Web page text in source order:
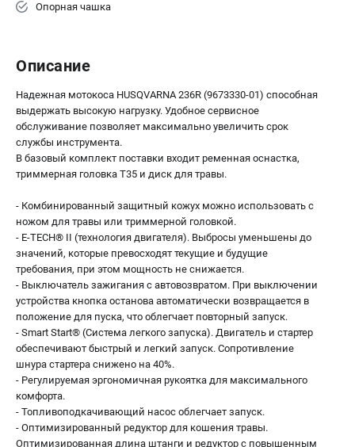
Опорная чашка
Описание
Надежная мотокоса HUSQVARNA 236R (9673330-01) способная
выдержать высокую нагрузку. Удобное сервисное
обслуживание позволяет максимально увеличить срок
службы инструмента.
В базовый комплект поставки входит ременная оснастка,
триммерная головка Т35 и диск для травы.
- Комбинированный защитный кожух можно использовать с
ножом для травы или триммерной головкой.
- E-TECH® II (технология двигателя). Выбросы уменьшены до
значений, которые превосходят текущие и будущие
требования, при этом мощность не снижается.
- Выключатель зажигания с автовозвратом. При выключении
устройства кнопка останова автоматически возвращается в
положение для пуска, что облегчает повторный запуск.
- Smart Start® (Система легкого запуска). Двигатель и стартер
обеспечивают быстрый и легкий запуск. Сопротивление
шнура стартера снижено на 40%.
- Регулируемая эргономичная рукоятка для максимального
комфорта.
- Топливоподкачивающий насос облегчает запуск.
- Оптимизированный редуктор для кошения травы.
Оптимизированная длина штанги и редуктор с повышенным